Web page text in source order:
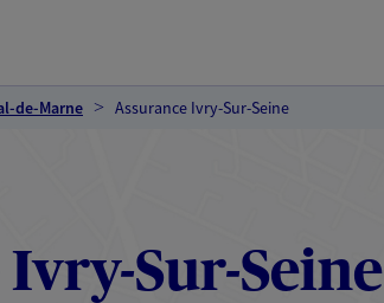
de-Marne Assurance Ivry-Sur-Seine
Sur-Seine